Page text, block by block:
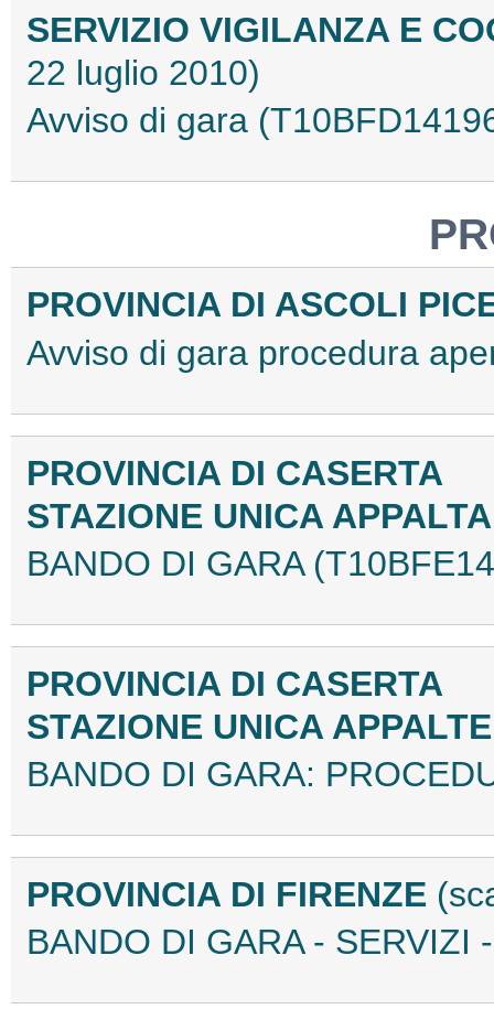
SERVIZIO VIGILANZA E
22 luglio 2010)
Avviso di gara
PROVINCIA DI ASCOLI
Avviso di gara procedura
PROVINCIA DI CASERTA
STAZIONE UNICA
BANDO DI GARA
PROVINCIA DI CASERTA
STAZIONE UNICA
BANDO DI GARA:
PROVINCIA DI FIRENZE
BANDO DI GARA - SERVIZI